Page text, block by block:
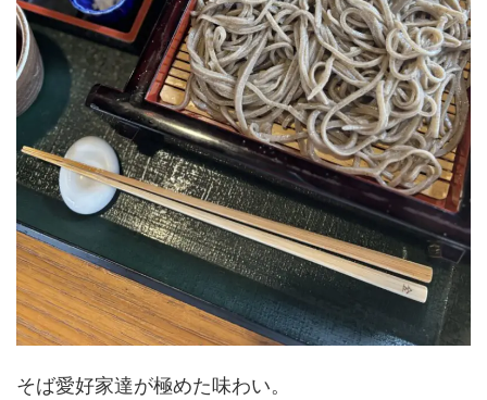
そば愛好家達が極めた味わい。